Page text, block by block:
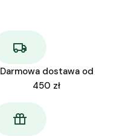
Darmowa dostawa od
450 zł